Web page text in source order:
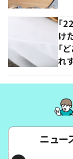
「
け
「
れ
ニュー